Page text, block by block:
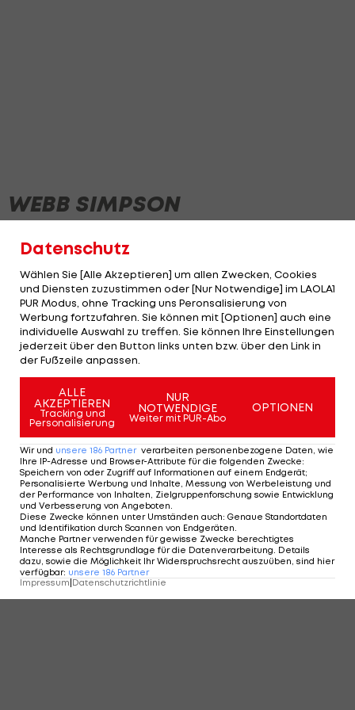
WEBB SIMPSON
Datenschutz
Wählen Sie [Alle Akzeptieren] um allen Zwecken, Cookies
und Diensten zuzustimmen oder [Nur Notwendige] im LAOLA1
PUR Modus, ohne Tracking uns Peronsalisierung von
Werbung fortzufahren. Sie können mit [Optionen] auch eine
individuelle Auswahl zu treffen. Sie können Ihre Einstellungen
jederzeit über den Button links unten bzw. über den Link in
der Fußzeile anpassen.
ALLE
AKZEPTIEREN
Tracking und
Personalisierung
NUR
NOTWENDIGE
Weiter mit PUR-Abo
OPTIONEN
Wir und unsere 186 Partner verarbeiten personenbezogene Daten, wie
Ihre IP-Adresse und Browser-Attribute für die folgenden Zwecke:
Speichern von oder Zugriff auf Informationen auf einem Endgerät;
Personalisierte Werbung und Inhalte, Messung von Werbeleistung und
der Performance von Inhalten, Zielgruppenforschung sowie Entwicklung
und Verbesserung von Angeboten.
Diese Zwecke können unter Umständen auch: Genaue Standortdaten
und Identifikation durch Scannen von Endgeräten.
Manche Partner verwenden für gewisse Zwecke berechtigtes
Interesse als Rechtsgrundlage für die Datenverarbeitung. Details
dazu, sowie die Möglichkeit Ihr Widerspruchsrecht auszuüben, sind hier
verfügbar: unsere 186 Partner
Impressum Datenschutzrichtlinie